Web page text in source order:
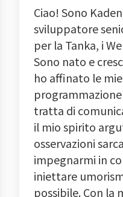
Ciao! Sono
sviluppatore
per la Tanka, i
Sono nato e
ho affinato le
programmazione
tratta di
il mio spirito
osservazioni
impegnarmi in
iniettare
possibile. Con la